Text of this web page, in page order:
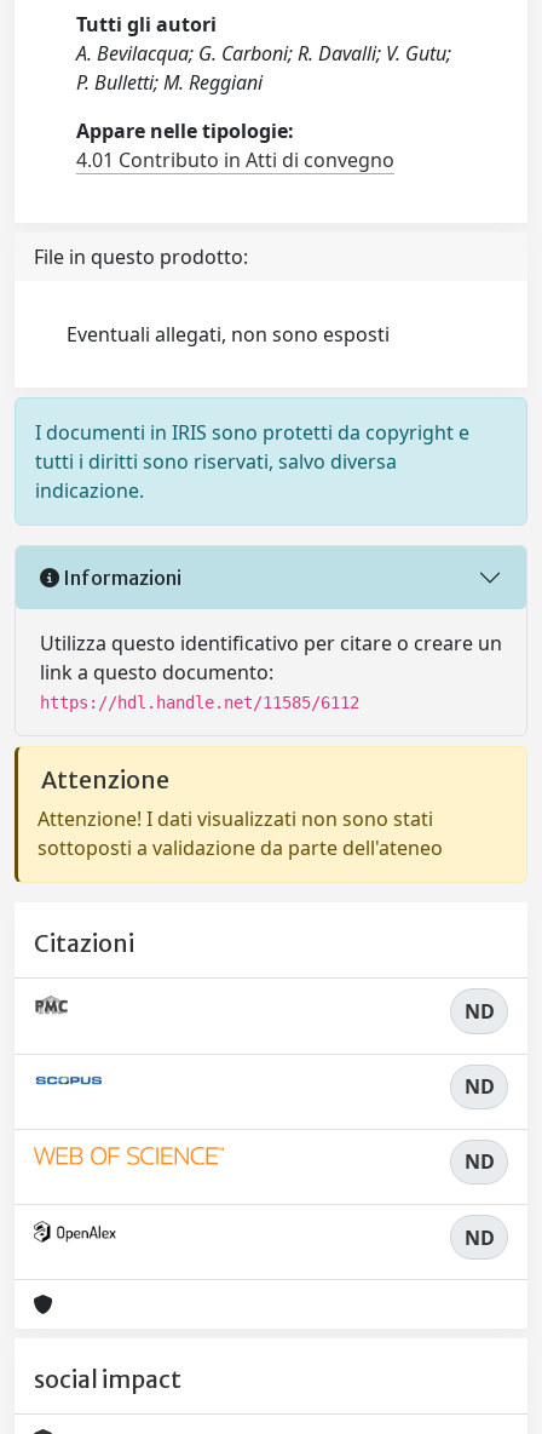
Tutti gli autori
A. Bevilacqua; G. Carboni; R. Davalli; V. Gutu;
P. Bulletti; M. Reggiani
Appare nelle tipologie:
4.01 Contributo in Atti di convegno
File in questo prodotto:
Eventuali allegati, non sono esposti
I documenti in IRIS sono protetti da copyright e
tutti i diritti sono riservati, salvo diversa
indicazione.
Informazioni
Utilizza questo identificativo per citare o creare un
link a questo documento:
https://hdl.handle.net/11585/6112
Attenzione
Attenzione! I dati visualizzati non sono stati
sottoposti a validazione da parte dell'ateneo
Citazioni
ND
ND
ND
ND
social impact